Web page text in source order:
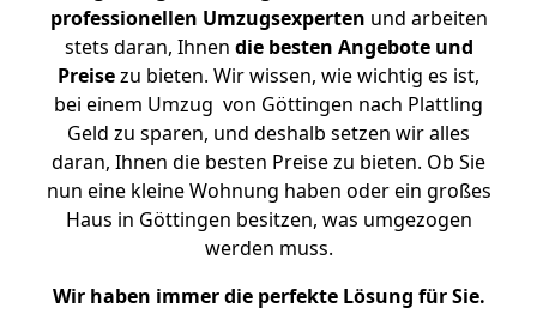
professionellen Umzugsexperten und arbeiten
stets daran, Ihnen die besten Angebote und
Preisezu bieten. Wir wissen, wie wichtig es ist,
bei einem Umzug von Göttingen nach Plattling
Geld zu sparen, und deshalb setzen wir alles
daran, Ihnen die besten Preise zu bieten. Ob Sie
nun eine kleine Wohnung haben oder ein großes
Haus in Göttingen besitzen, was umgezogen
werden muss.
Wir haben immer die perfekte Lösung für Sie.